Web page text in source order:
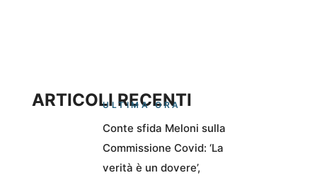
ARTICOLI RECENTI
ULTIMA ORA
Conte sfida Meloni sulla
Commissione Covid: ‘La
verità è un dovere’,